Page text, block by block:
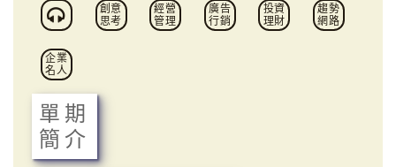
創意
思考
經營
管理
廣告
行銷
投資
理財
趨勢
網路
企業
名人
單期
簡介